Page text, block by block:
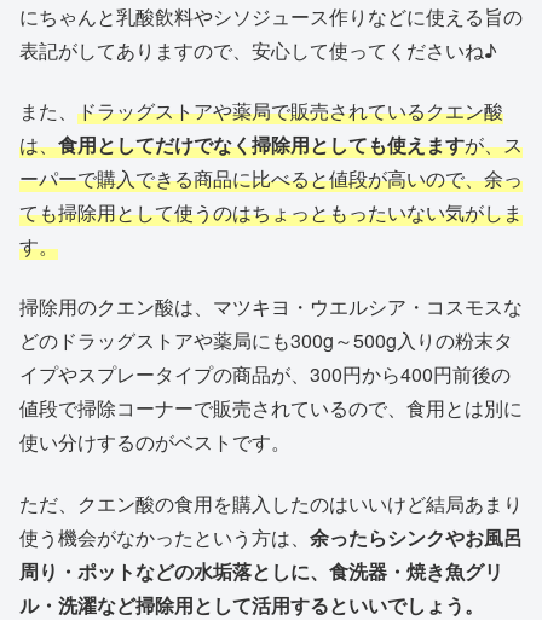
にちゃんと乳酸飲料やシソジュース作りなどに使える旨の
表記がしてありますので、安心して使ってくださいね♪
また、 ドラッグストアや薬局で販売されているクエン酸
は、食用としてだけでなく掃除用としても使えますが、ス
ーパーで購入できる商品に比べると値段が高いので、余っ
ても掃除用として使うのはちょっともったいない気がしま
す。
掃除用のクエン酸は、マツキヨ・ウエルシア・コスモスな
どのドラッグストアや薬局にも300g～500g入りの粉末タ
イプやスプレータイプの商品が、300円から400円前後の
値段で掃除コーナーで販売されているので、食用とは別に
使い分けするのがベストです。
ただ、クエン酸の食用を購入したのはいいけど結局あまり
使う機会がなかったという方は、 余ったらシンクやお風呂
周り・ポットなどの水垢落としに、食洗器・焼き魚グリ
ル・洗濯など掃除用として活用するといいでしょう。